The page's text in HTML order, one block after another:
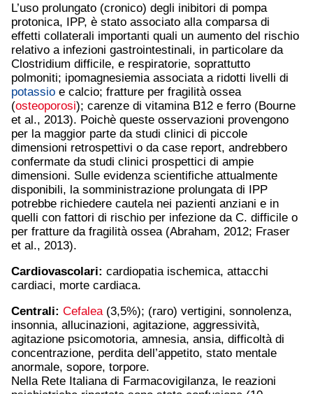
L’uso prolungato (cronico) degli inibitori di pompa
protonica, IPP, è stato associato alla comparsa di
effetti collaterali importanti quali un aumento del rischio
relativo a infezioni gastrointestinali, in particolare da
Clostridium difficile, e respiratorie, soprattutto
polmoniti; ipomagnesiemia associata a ridotti livelli di
potassio e calcio; fratture per fragilità ossea
(osteoporosi); carenze di vitamina B12 e ferro (Bourne
et al., 2013). Poichè queste osservazioni provengono
per la maggior parte da studi clinici di piccole
dimensioni retrospettivi o da case report, andrebbero
confermate da studi clinici prospettici di ampie
dimensioni. Sulle evidenza scientifiche attualmente
disponibili, la somministrazione prolungata di IPP
potrebbe richiedere cautela nei pazienti anziani e in
quelli con fattori di rischio per infezione da C. difficile o
per fratture da fragilità ossea (Abraham, 2012; Fraser
et al., 2013).
Cardiovascolari: cardiopatia ischemica, attacchi
cardiaci, morte cardiaca.
Centrali: Cefalea(3,5%); (raro) vertigini, sonnolenza,
insonnia, allucinazioni, agitazione, aggressività,
agitazione psicomotoria, amnesia, ansia, difficoltà di
concentrazione, perdita dell’appetito, stato mentale
anormale, sopore, torpore.
Nella Rete Italiana di Farmacovigilanza, le reazioni